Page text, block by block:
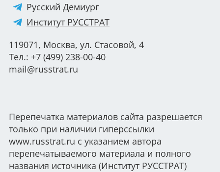
Русский Демиург
Институт РУССТРАТ
119071, Москва, ул. Стасовой, 4
Тел.: +7 (499) 238-00-40
mail@russtrat.ru
Перепечатка материалов сайта разрешается
только при наличии гиперссылки
www.russtrat.ru с указанием автора
перепечатываемого материала и полного
названия источника (Институт РУССТРАТ)